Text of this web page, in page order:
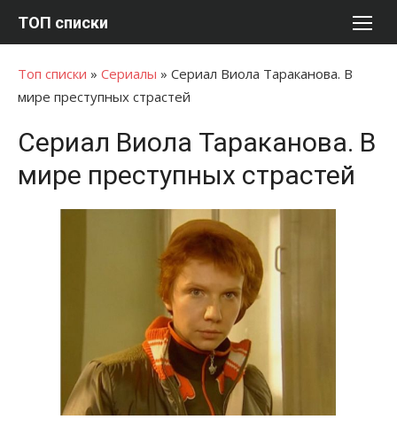
ТОП списки
Топ списки » Сериалы » Сериал Виола Тараканова. В
мире преступных страстей
Сериал Виола Тараканова. В
мире преступных страстей